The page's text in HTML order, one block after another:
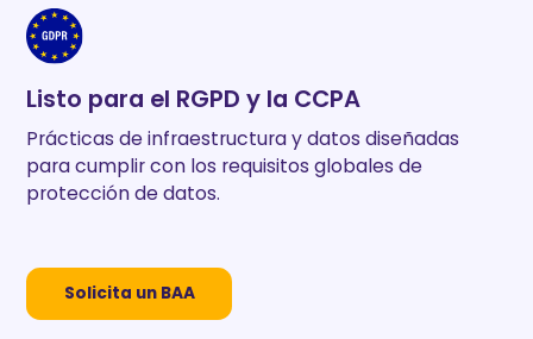
Listo para el RGPD y la CCPA
Prácticas de infraestructura y datos diseñadas
para cumplir con los requisitos globales de
protección de datos.
Solicita un BAA